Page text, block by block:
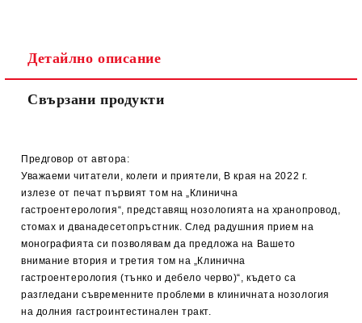
Детайлно описание
Свързани продукти
Предговор от автора:
Уважаеми читатели, колеги и приятели, В края на 2022 г.
излезе от печат първият том на „Клинична
гастроентерология“, представящ нозологията на хранопровод,
стомах и дванадесетопръстник. След радушния прием на
монографията си позволявам да предложа на Вашето
внимание втория и третия том на „Клинична
гастроентерология (тънко и дебело черво)“, където са
разгледани съвременните проблеми в клиничната нозология
на долния гастроинтестинален тракт.